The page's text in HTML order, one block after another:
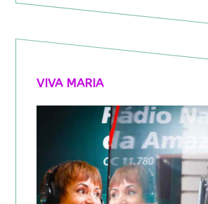
VIVA MARIA